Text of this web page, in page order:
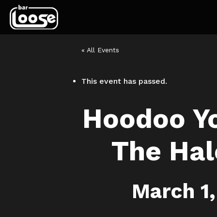
« All Events
This event has passed.
Hoodoo
The
March